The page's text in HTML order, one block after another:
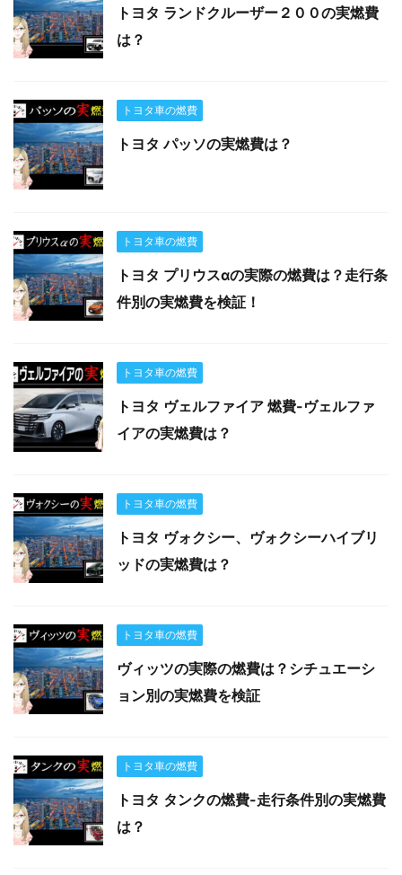
トヨタ ランドクルーザー２００の実燃費
は？
トヨタ車の燃費
トヨタ パッソの実燃費は？
トヨタ車の燃費
トヨタ プリウスαの実際の燃費は？走行条
件別の実燃費を検証！
トヨタ車の燃費
トヨタ ヴェルファイア 燃費-ヴェルファ
イアの実燃費は？
トヨタ車の燃費
トヨタ ヴォクシー、ヴォクシーハイブリ
ッドの実燃費は？
トヨタ車の燃費
ヴィッツの実際の燃費は？シチュエーシ
ョン別の実燃費を検証
トヨタ車の燃費
トヨタ タンクの燃費-走行条件別の実燃費
は？